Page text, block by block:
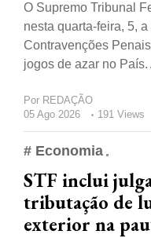
O Supremo Tribunal
nesta quarta-feira, 5,
Contravenções
jogos de azar no
Por REDAÇÃO
05 Ago 2026
191 Views
# Economia
STF inclui
tributação de
exterior na